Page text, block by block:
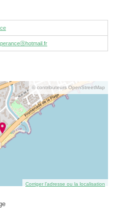
© contributeurs OpenStreetMap
Corriger l’adresse ou la localisation